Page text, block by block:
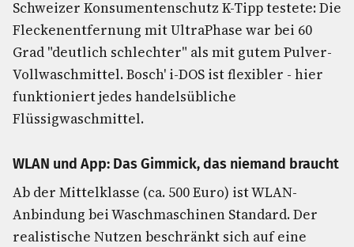
Schweizer Konsumentenschutz K-Tipp testete: Die
Fleckenentfernung mit UltraPhase war bei 60
Grad "deutlich schlechter" als mit gutem Pulver-
Vollwaschmittel. Bosch' i-DOS ist flexibler - hier
funktioniert jedes handelsübliche
Flüssigwaschmittel.
WLAN und App: Das Gimmick, das niemand braucht
Ab der Mittelklasse (ca. 500 Euro) ist WLAN-
Anbindung bei Waschmaschinen Standard. Der
realistische Nutzen beschränkt sich auf eine